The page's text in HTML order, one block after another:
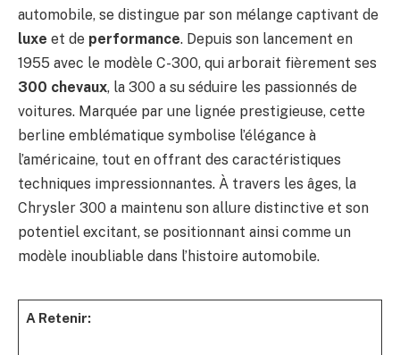
automobile, se distingue par son mélange captivant de
luxe et de performance. Depuis son lancement en
1955 avec le modèle C-300, qui arborait fièrement ses
300 chevaux, la 300 a su séduire les passionnés de
voitures. Marquée par une lignée prestigieuse, cette
berline emblématique symbolise l’élégance à
l’américaine, tout en offrant des caractéristiques
techniques impressionnantes. À travers les âges, la
Chrysler 300 a maintenu son allure distinctive et son
potentiel excitant, se positionnant ainsi comme un
modèle inoubliable dans l’histoire automobile.
A Retenir: